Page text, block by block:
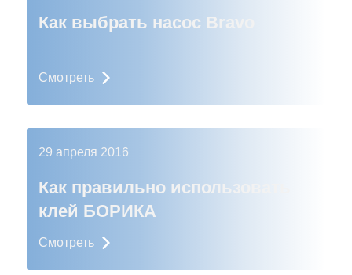
Как выбрать насос Bravo
Смотреть
29 апреля 2016
Как правильно использовать
клей БОРИКА
Смотреть